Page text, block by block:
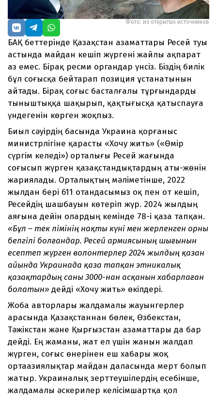
Фото: из открытых источников
БАҚ беттерінде Қазақстан азаматтары Ресей туы
астында майдан кешіп жүргені жайлы ақпарат
аз емес. Бірақ ресми органдар үнсіз. Біздің билік
бұл соғысқа бейтарап позиция ұстанатынын
айтады. Бірақ соғыс басталғалы тұрғындарды
тыныштыққа шақырып, қақтығысқа қатыспауға
үндегенін көрген жоқпыз.
Биыл сәуірдің басында Украина қорғаныс
министрлігіне қарасты «Хочу жить» («Өмір
сүргім келеді») орталығы Ресей жағында
соғысып жүрген қазақстандықтардың аты-жөнін
жариялады. Орталықтың мәліметінше, 2022
жылдан бері 611 отандасымыз оқ пен от кешіп,
Ресейдің шашбауын көтеріп жүр. 2024 жылдың
аяғына дейін олардың кемінде 78-і қаза тапқан.
«Бұл – тек өлімінің нақты күні мен жерленген орны
белгілі болғандар. Ресей армиясының шығынын
есептеп жүрген волонтерлер 2024 жылдың қазан
айында Украинада қаза тапқан этникалық
қазақтардың саны 3000-нан асқанын хабарлаған
болатын» дейді «Хочу жить» өкілдері.
Жоба авторлары жалдамалы жауынгерлер
арасында Қазақстаннан бөлек, Өзбекстан,
Тәжікстан және Қырғызстан азаматтары да бар
дейді. Ең жаманы, жат ел үшін жанын жалдап
жүрген, соғыс өнерінен еш хабары жоқ
ортаазиялықтар майдан даласында мерт болып
жатыр. Украиналық зерттеушілердің есебінше,
жалдамалы әскерилер келісімшартқа қол